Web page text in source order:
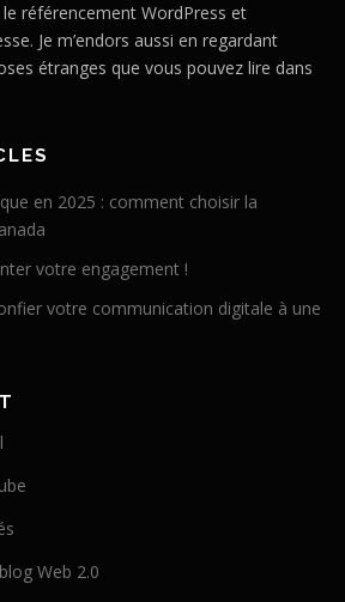
le référencement WordPress et
Je m’endors aussi en regardant
étranges que vous pouvez lire dans
en 2025 : comment choisir la
votre engagement !
votre communication digitale à une
Web 2.0